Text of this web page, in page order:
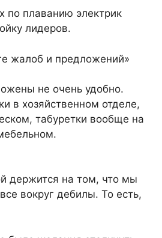
по плаванию электрик
лидеров.
жалоб и предложений»
не очень удобно.
в хозяйственном отделе,
табуретки вообще на
держится на том, что мы
вокруг дебилы. То есть,